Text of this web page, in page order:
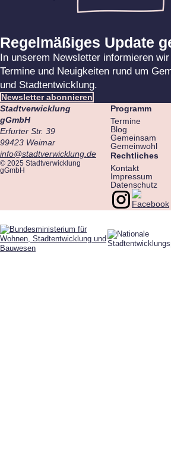
Regelmäßiges Update
In unserem Newsletter informieren
Termine und Neuigkeiten rund um
und Stadtentwicklung.
Newsletter abonnieren
Stadtverwicklung
gGmbH
Erfurter Str. 39
99423 Weimar
info@stadtverwicklung.de
© 2025 Stadtverwicklung
gGmbH
Programm
Termine
Blog
Gemeinsam
Gemeinwohl
Rechtliches
Kontakt
Impressum
Datenschutz